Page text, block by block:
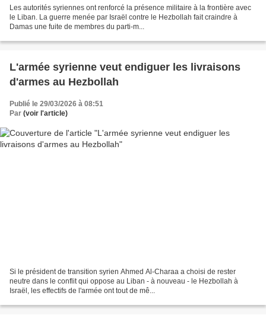
Les autorités syriennes ont renforcé la présence militaire à la frontière avec
le Liban. La guerre menée par Israël contre le Hezbollah fait craindre à
Damas une fuite de membres du parti-m...
L'armée syrienne veut endiguer les livraisons
d'armes au Hezbollah
Publié le 29/03/2026 à 08:51
Par (voir l'article)
Si le président de transition syrien Ahmed Al-Charaa a choisi de rester
neutre dans le conflit qui oppose au Liban - à nouveau - le Hezbollah à
Israël, les effectifs de l'armée ont tout de mê...